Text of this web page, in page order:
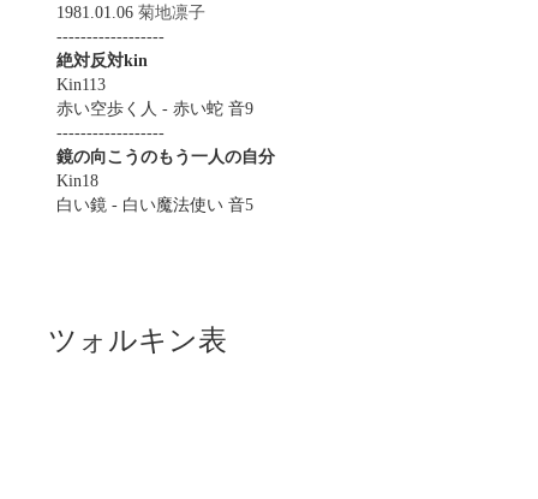
1981.01.06 菊地凛子
------------------
絶対反対kin
Kin113
赤い空歩く人 - 赤い蛇 音9
------------------
鏡の向こうのもう一人の自分
Kin18
白い鏡 - 白い魔法使い 音5
ツォルキン表